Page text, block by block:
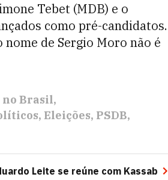
Tebet (MDB) e o
como pré-candidatos.
de Sergio Moro não é
Brasil
Eleições PSDB
Leite se reúne com Kassab